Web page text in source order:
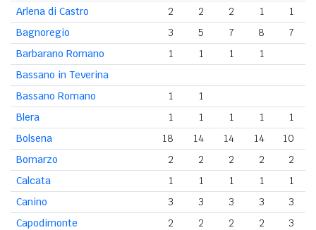
Arlena di Castro 2 2 2 1
1
Bagnoregio
3 5 7 8
7
Barbarano Romano
1 1 1
1
Bassano in Teverina
Bassano Romano
1
1
Blera
1 1 1 1
1
Bolsena
18 14 14 14 10
Bomarzo
2 2 2 2
2
Calcata
1 1 1 1
1
Canino
3 3 3 3
3
Capodimonte
2 2 2 2
3